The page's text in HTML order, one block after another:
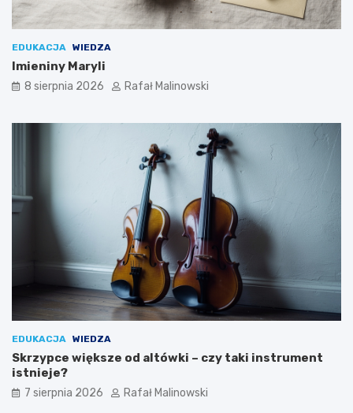
EDUKACJA WIEDZA
Imieniny Maryli
8 sierpnia 2026 Rafał Malinowski
EDUKACJA WIEDZA
Skrzypce większe od altówki – czy taki instrument
istnieje?
7 sierpnia 2026 Rafał Malinowski